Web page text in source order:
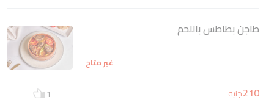
طاجن بطاطس باللحم
غير متاح
210جنيه 1